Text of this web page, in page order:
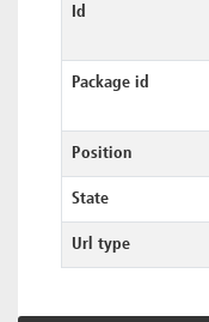
Id
Package id
Position
State
Url type